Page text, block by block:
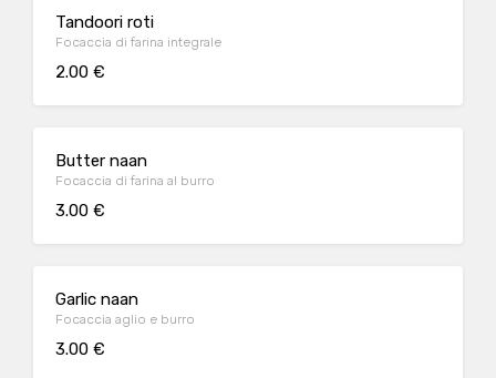
Tandoori roti
Focaccia di farina integrale
2.00 €
Butter naan
Focaccia di farina al burro
3.00 €
Garlic naan
Focaccia aglio e burro
3.00 €